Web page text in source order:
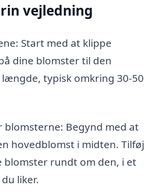
vejledning
Start med at klippe
dine blomster til den
længde, typisk omkring 30-50
blomsterne: Begynd med at
hovedblomst i midten. Tilføj
blomster rundt om den, i et
liker.